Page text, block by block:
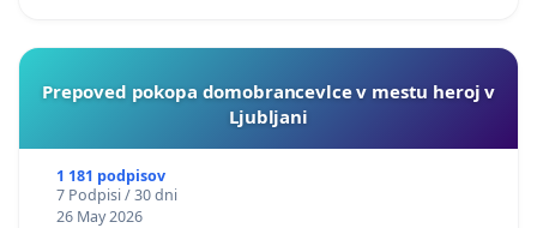
Prepoved pokopa domobrancevlce v mestu heroj v
Ljubljani
1 181 podpisov
7 Podpisi / 30 dni
26 May 2026